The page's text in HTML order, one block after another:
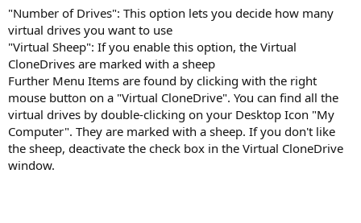
"Number of Drives": This option lets you decide how many
virtual drives you want to use
"Virtual Sheep": If you enable this option, the Virtual
CloneDrives are marked with a sheep
Further Menu Items are found by clicking with the right
mouse button on a "Virtual CloneDrive". You can find all the
virtual drives by double-clicking on your Desktop Icon "My
Computer". They are marked with a sheep. If you don't like
the sheep, deactivate the check box in the Virtual CloneDrive
window.